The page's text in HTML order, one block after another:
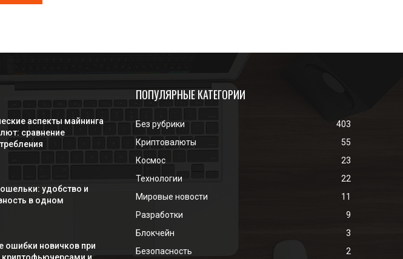
аспекты майнинга
сравнение
удобство и
в одном
ошибки новичков при
криптофьючерсами и
ПОПУЛЯРНЫЕ КАТЕГОРИИ
Без рубрики
403
Криптовалюты
55
Космос
23
Технологии
22
Мировые новости
11
Разработки
9
Блокчейн
3
Безопасность
2